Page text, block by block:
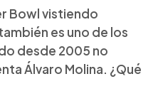
Bowl vistiendo
es uno de los
desde 2005 no
Álvaro Molina. ¿Qué